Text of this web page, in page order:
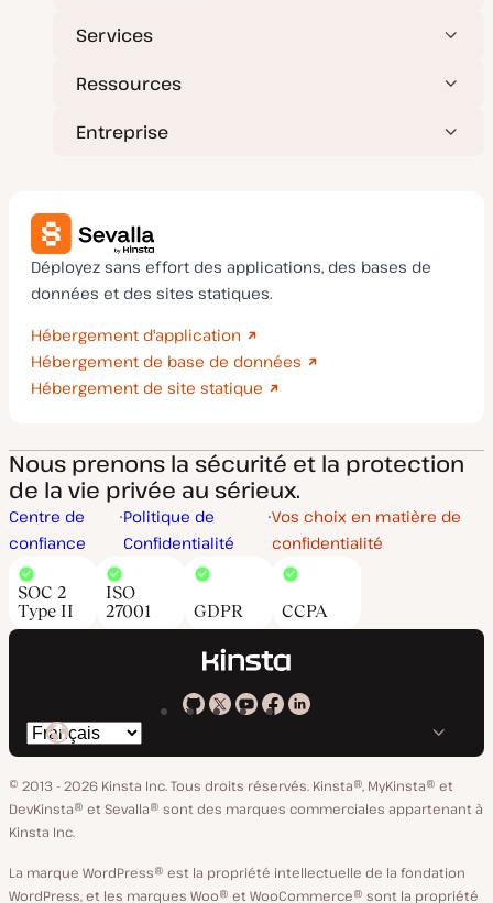
Services
Ressources
Entreprise
Déployez sans effort des applications, des bases de
données et des sites statiques.
Hébergement d'application
Hébergement de base de données
Hébergement de site statique
Nous prenons la sécurité et la protection
de la vie privée au sérieux.
Centre de
confiance
Politique de
Confidentialité
Vos choix en matière de
confidentialité
SOC 2
Type II
ISO
27001
GDPR CCPA
Kinsta
GitHub
Kinsta
X
Kinsta
YouTube
Kinsta
Facebook
Kinsta
LinkedIn
Changer
de
langue
© 2013 - 2026 Kinsta Inc. Tous droits réservés. Kinsta®, MyKinsta® et
DevKinsta® et Sevalla® sont des marques commerciales appartenant à
Kinsta Inc.
La marque WordPress® est la propriété intellectuelle de la fondation
WordPress, et les marques Woo® et WooCommerce® sont la propriété